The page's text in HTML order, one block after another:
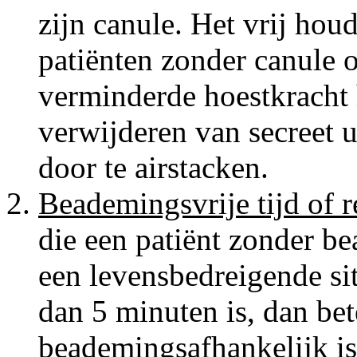
zijn canule. Het vrij
patiënten zonder canule
verminderde
verwijderen van secreet
door te airstacken.
Beademingsvrije tijd of
die een patiënt zonder
een levensbedreigende
dan 5 minuten is, dan
beademingsafhankelijk